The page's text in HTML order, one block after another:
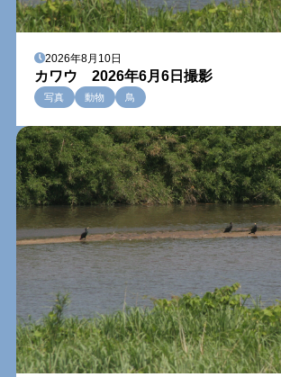
2026年8月10日
カワウ 2026年6月6日撮影
写真 動物 鳥